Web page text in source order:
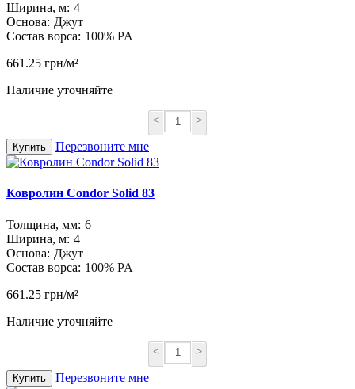
Ширина, м: 4
Основа: Джут
Состав ворса: 100% PA
661.25 грн/м²
Наличие уточняйте
< >
Купить Перезвоните мне
Ковролин Condor Solid 83
Толщина, мм: 6
Ширина, м: 4
Основа: Джут
Состав ворса: 100% PA
661.25 грн/м²
Наличие уточняйте
< >
Купить Перезвоните мне